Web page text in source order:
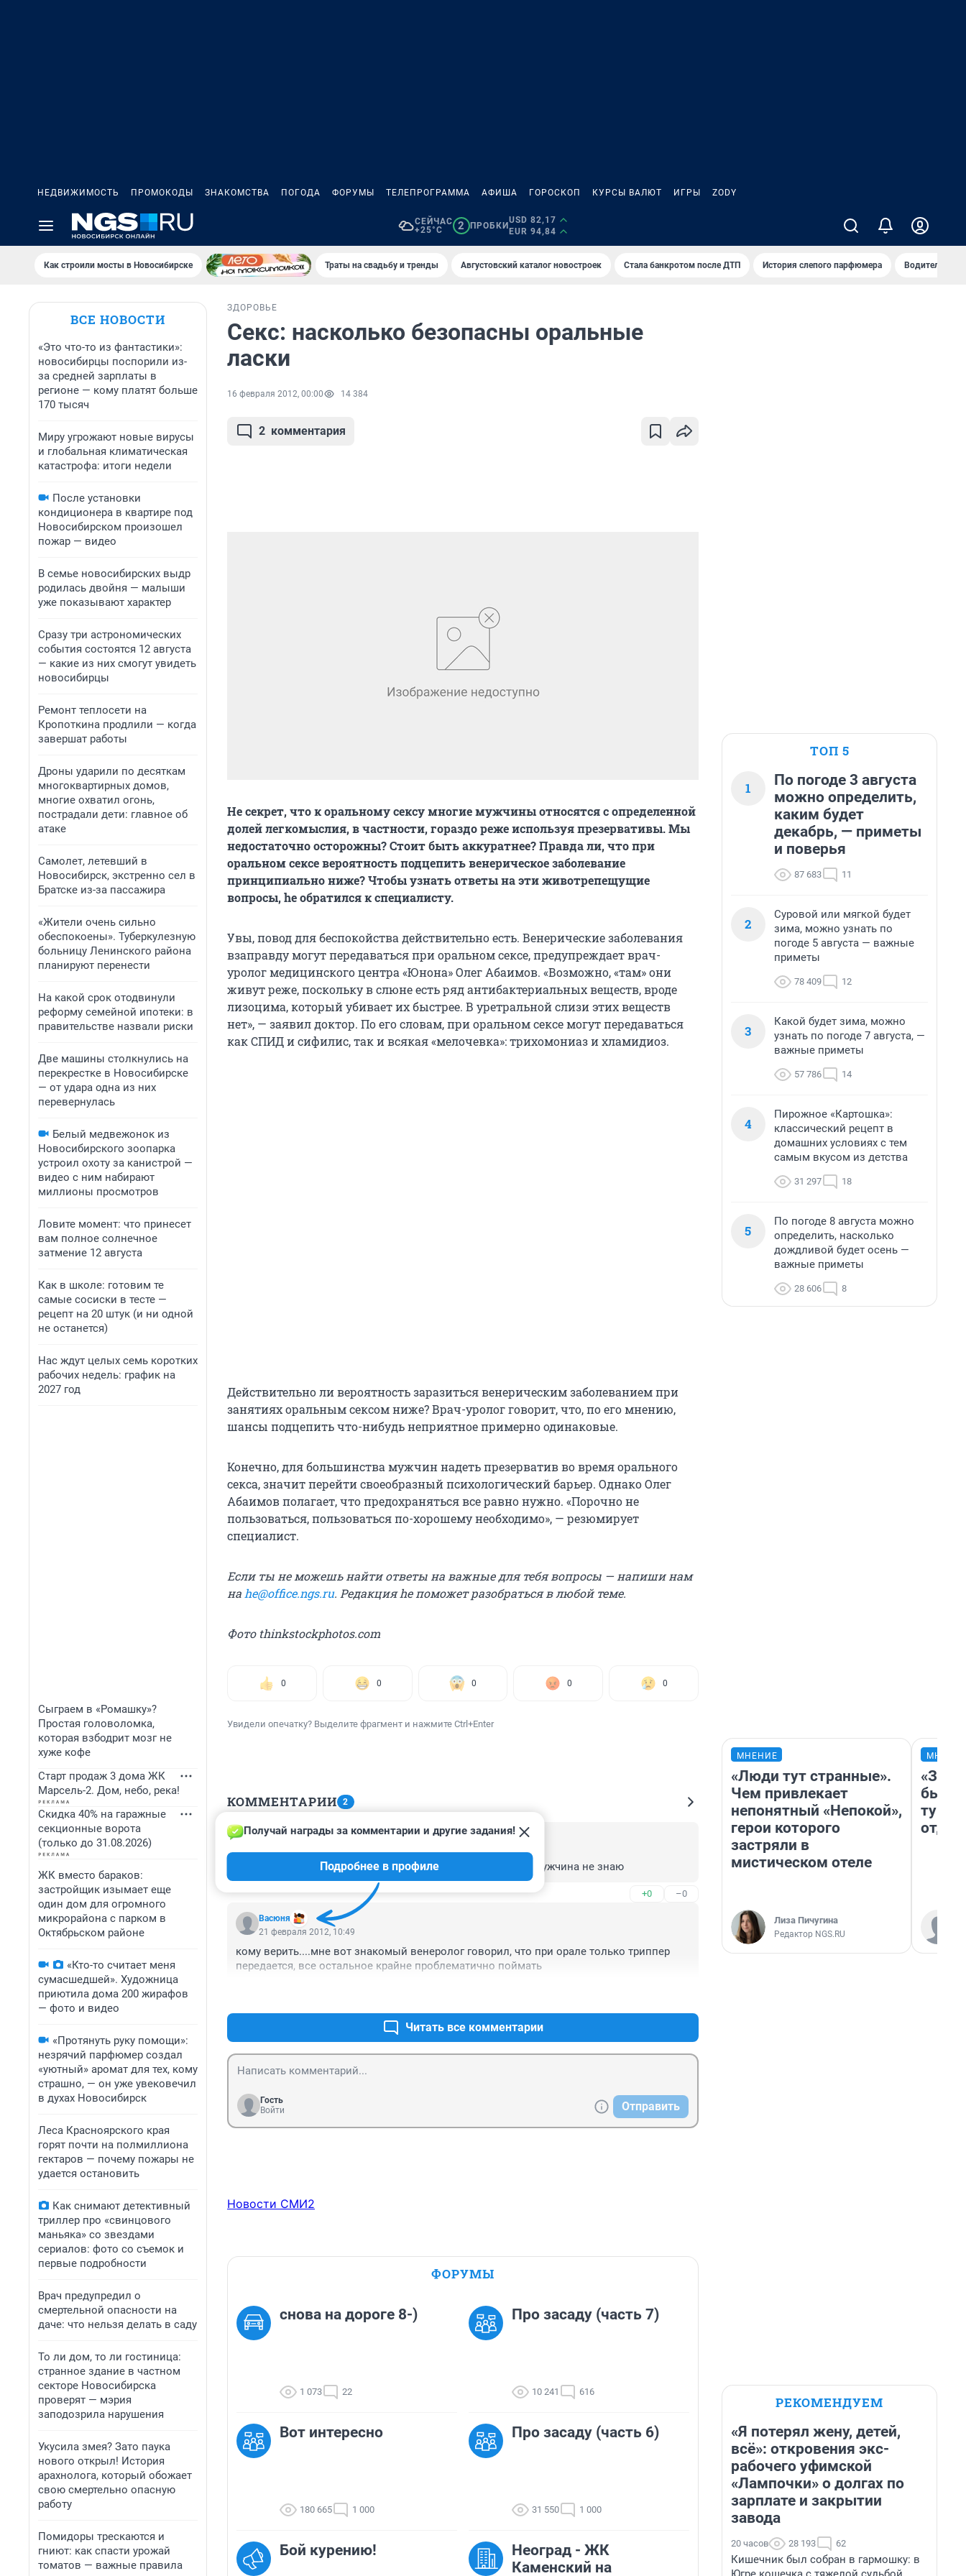
НЕДВИЖИМОСТЬ ПРОМОКОДЫ ЗНАКОМСТВА ПОГОДА ФОРУМЫ ТЕЛЕПРОГРАММА АФИША ГОРОСКОП КУРСЫ ВАЛЮТ ИГРЫ ZODY
СЕЙЧАС
+25°C
2 ПРОБКИ
USD 82,17
EUR 94,84
Как строили мосты в Новосибирске Траты на свадьбу и тренды Августовский каталог новостроек Стала банкротом после ДТП История слепого парфюмера Водители
ВСЕ НОВОСТИ
«Это что-то из фантастики»:
новосибирцы поспорили из-
за средней зарплаты в
регионе — кому платят больше
170 тысяч
Миру угрожают новые вирусы
и глобальная климатическая
катастрофа: итоги недели
После установки
кондиционера в квартире под
Новосибирском произошел
пожар — видео
В семье новосибирских выдр
родилась двойня — малыши
уже показывают характер
Сразу три астрономических
события состоятся 12 августа
— какие из них смогут увидеть
новосибирцы
Ремонт теплосети на
Кропоткина продлили — когда
завершат работы
Дроны ударили по десяткам
многоквартирных домов,
многие охватил огонь,
пострадали дети: главное об
атаке
Самолет, летевший в
Новосибирск, экстренно сел в
Братске из-за пассажира
«Жители очень сильно
обеспокоены». Туберкулезную
больницу Ленинского района
планируют перенести
На какой срок отодвинули
реформу семейной ипотеки: в
правительстве назвали риски
Две машины столкнулись на
перекрестке в Новосибирске
— от удара одна из них
перевернулась
Белый медвежонок из
Новосибирского зоопарка
устроил охоту за канистрой —
видео с ним набирают
миллионы просмотров
Ловите момент: что принесет
вам полное солнечное
затмение 12 августа
Как в школе: готовим те
самые сосиски в тесте —
рецепт на 20 штук (и ни одной
не останется)
Нас ждут целых семь коротких
рабочих недель: график на
2027 год
Сыграем в «Ромашку»?
Простая головоломка,
которая взбодрит мозг не
хуже кофе
Старт продаж 3 дома ЖК
Марсель-2. Дом, небо, река!
Скидка 40% на гаражные
секционные ворота
(только до 31.08.2026)
ЖК вместо бараков:
застройщик изымает еще
один дом для огромного
микрорайона с парком в
Октябрьском районе
«Кто-то считает меня
сумасшедшей». Художница
приютила дома 200 жирафов
— фото и видео
«Протянуть руку помощи»:
незрячий парфюмер создал
«уютный» аромат для тех, кому
страшно, — он уже увековечил
в духах Новосибирск
Леса Красноярского края
горят почти на полмиллиона
гектаров — почему пожары не
удается остановить
Как снимают детективный
триллер про «свинцового
маньяка» со звездами
сериалов: фото со съемок и
первые подробности
Врач предупредил о
смертельной опасности на
даче: что нельзя делать в саду
То ли дом, то ли гостиница:
странное здание в частном
секторе Новосибирска
проверят — мэрия
заподозрила нарушения
Укусила змея? Зато паука
нового открыл! История
арахнолога, который обожает
свою смертельно опасную
работу
Помидоры трескаются и
гниют: как спасти урожай
томатов — важные правила
ЗДОРОВЬЕ
Секс: насколько безопасны оральные
ласки
16 февраля 2012, 00:00 14 384
2 комментария
Не секрет, что к оральному сексу многие мужчины относятся с определенной
долей легкомыслия, в частности, гораздо реже используя презервативы. Мы
недостаточно осторожны? Стоит быть аккуратнее? Правда ли, что при
оральном сексе вероятность подцепить венерическое заболевание
принципиально ниже? Чтобы узнать ответы на эти животрепещущие
вопросы, he обратился к специалисту.
Увы, повод для беспокойства действительно есть. Венерические заболевания
взаправду могут передаваться при оральном сексе, предупреждает врач-
уролог медицинского центра «Юнона» Олег Абаимов. «Возможно, «там» они
живут реже, поскольку в слюне есть ряд антибактериальных веществ, вроде
лизоцима, который убивает их быстрее. В уретральной слизи этих веществ
нет», — заявил доктор. По его словам, при оральном сексе могут передаваться
как СПИД и сифилис, так и всякая «мелочевка»: трихомониаз и хламидиоз.
Действительно ли вероятность заразиться венерическим заболеванием при
занятиях оральным сексом ниже? Врач-уролог говорит, что, по его мнению,
шансы подцепить что-нибудь неприятное примерно одинаковые.
Конечно, для большинства мужчин надеть презерватив во время орального
секса, значит перейти своеобразный психологический барьер. Однако Олег
Абаимов полагает, что предохраняться все равно нужно. «Порочно не
пользоваться, пользоваться по-хорошему необходимо», — резюмирует
специалист.
Если ты не можешь найти ответы на важные для тебя вопросы — напиши нам
на he@office.ngs.ru. Редакция he поможет разобраться в любой теме.
Фото thinkstockphotos.com
0 0 0 0 0
Увидели опечатку? Выделите фрагмент и нажмите Ctrl+Enter
КОММЕНТАРИИ 2
Гость
Женщина точно может поймать не только триппер, а вот мужчина не знаю
+0 –0
Васюня
Получай награды за комментарии и другие задания!
Подробнее в профиле
21 февраля 2012, 10:49
кому верить....мне вот знакомый венеролог говорил, что при орале только триппер
передается, все остальное крайне проблематично поймать
Читать все комментарии
Гость
Войти
Отправить
Новости СМИ2
ФОРУМЫ
снова на дороге 8-)
1 073 22
Про засаду (часть 7)
10 241 616
Вот интересно
180 665 1 000
Про засаду (часть 6)
31 550 1 000
Бой курению!
Неоград - ЖК
Каменский на
ТОП 5
1
По погоде 3 августа
можно определить,
каким будет
декабрь, — приметы
и поверья
87 683 11
2
Суровой или мягкой будет
зима, можно узнать по
погоде 5 августа — важные
приметы
78 409 12
3
Какой будет зима, можно
узнать по погоде 7 августа, —
важные приметы
57 786 14
4
Пирожное «Картошка»:
классический рецепт в
домашних условиях с тем
самым вкусом из детства
31 297 18
5
По погоде 8 августа можно
определить, насколько
дождливой будет осень —
важные приметы
28 606 8
МНЕНИЕ
«Люди тут странные».
Чем привлекает
непонятный «Непокой»,
герои которого
застряли в
мистическом отеле
Лиза Пичугина
Редактор NGS.RU
«За
были
РЕКОМЕНДУЕМ
«Я потерял жену, детей,
всё»: откровения экс-
рабочего уфимской
«Лампочки» о долгах по
зарплате и закрытии
завода
20 часов 28 193 62
Кишечник был собран в гармошку: в